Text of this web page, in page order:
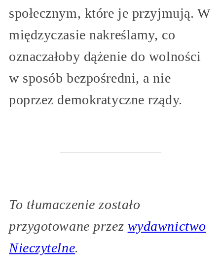
społecznym, które je przyjmują. W
międzyczasie nakreślamy, co
oznaczałoby dążenie do wolności
w sposób bezpośredni, a nie
poprzez demokratyczne rządy.
To tłumaczenie zostało
przygotowane przez wydawnictwo
Nieczytelne.